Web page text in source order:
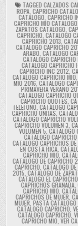
TAGGED CALZADOS
ROPA, CAPRICHO
CATALOGO, CAPRICHO
CAPRICHO MIO CATALOGO,
ZAPATOS CATALOGO,
CAPRICHO, CATALOGO
CAPRICHO 2013,
CATALOGO CAPRICHO
ARABO, CATALOGO
CATALOGO CAPRICHO
CATALOGO CAPRICHO
CAPRICHO INC 2012,
CATALOGO CAPRICHO MIO,
MIO 2016, CATALOGO
PRIMAVERA VERANO
CATALOGO CAPRICHO
CAPRICHO QUOTES,
TELEFONO, CATALOGO
CAPRICHO UNHAS,
CATALOGO CAPRICHO
CAPRICHO VOLUMEN 3,
VOLUMEN 5, CATALOGO
CATALOGO
CATALOGO CAPRICHOS
EN COSTA RICA,
CAPRICHO MIO,
CATALOGO DE CAPRICHO
CAPRICHO, CATALOGO
2015, CATALOGO DE
CATALOGO EL CAPRICHO
CAPRICHOS GRANADA,
CAPRICHO MIO,
CAPRICHOS DE MUJER,
MUJER, PASTA
CATALOGO CAPRICHO,
CATALOGO CAPRICHO,
CAPRICHO MIO, VER